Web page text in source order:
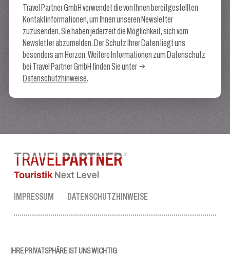
IHRE PRIVATSPHÄRE IST UNS WICHTIG
Travel Partner GmbH verwendet die von Ihnen bereitgestellten
Kontaktinformationen, um Ihnen unseren Newsletter
zuzusenden. Sie haben jederzeit die Möglichkeit, sich vom
Newsletter abzumelden. Der Schutz Ihrer Daten liegt uns
besonders am Herzen. Weitere Informationen zum Datenschutz
bei Travel Partner GmbH finden Sie unter
Datenschutzhinweise.
IMPRESSUM DATENSCHUTZHINWEISE
Tel.:+43 50 3636 1